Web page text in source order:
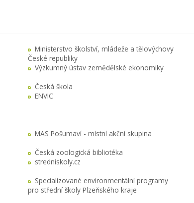
Ministerstvo školství, mládeže a tělovýchovy
České republiky
Výzkumný ústav zemědělské ekonomiky
Česká škola
ENVIC
MAS Pošumaví - místní akční skupina
Česká zoologická bibliotéka
stredniskoly.cz
Specializované environmentální programy
pro střední školy Plzeňského kraje